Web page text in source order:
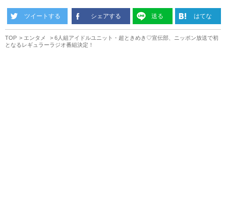
ツイートする シェアする 送る はてな
TOP エンタメ
6人組アイドルユニット・超ときめき♡宣伝部、ニッポン放送で初
となるレギュラーラジオ番組決定！